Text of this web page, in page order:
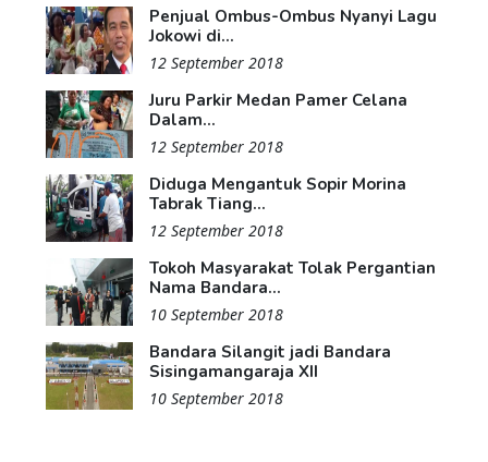
Penjual Ombus-Ombus Nyanyi Lagu
Jokowi di...
12 September 2018
Juru Parkir Medan Pamer Celana
Dalam...
12 September 2018
Diduga Mengantuk Sopir Morina
Tabrak Tiang...
12 September 2018
Tokoh Masyarakat Tolak Pergantian
Nama Bandara...
10 September 2018
Bandara Silangit jadi Bandara
Sisingamangaraja XII
10 September 2018